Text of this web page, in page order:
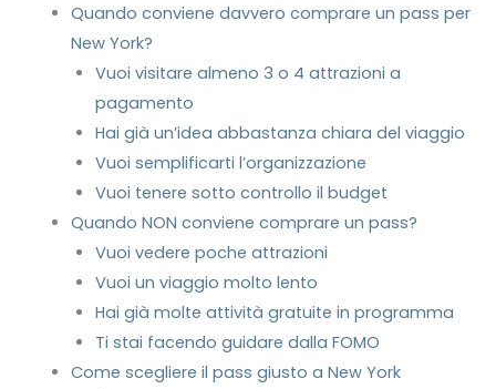
Quando conviene davvero comprare un pass per
New York?
Vuoi visitare almeno 3 o 4 attrazioni a
pagamento
Hai già un’idea abbastanza chiara del viaggio
Vuoi semplificarti l’organizzazione
Vuoi tenere sotto controllo il budget
Quando NON conviene comprare un pass?
Vuoi vedere poche attrazioni
Vuoi un viaggio molto lento
Hai già molte attività gratuite in programma
Ti stai facendo guidare dalla FOMO
Come scegliere il pass giusto a New York